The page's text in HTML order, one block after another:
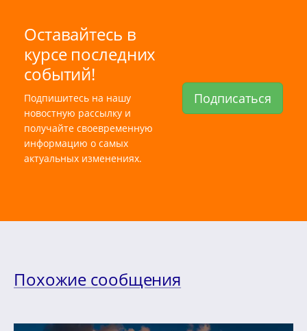
Оставайтесь в
курсе последних
событий!
Подпишитесь на нашу
новостную рассылку и
получайте своевременную
информацию о самых
актуальных изменениях.
Подписаться
Похожие сообщения